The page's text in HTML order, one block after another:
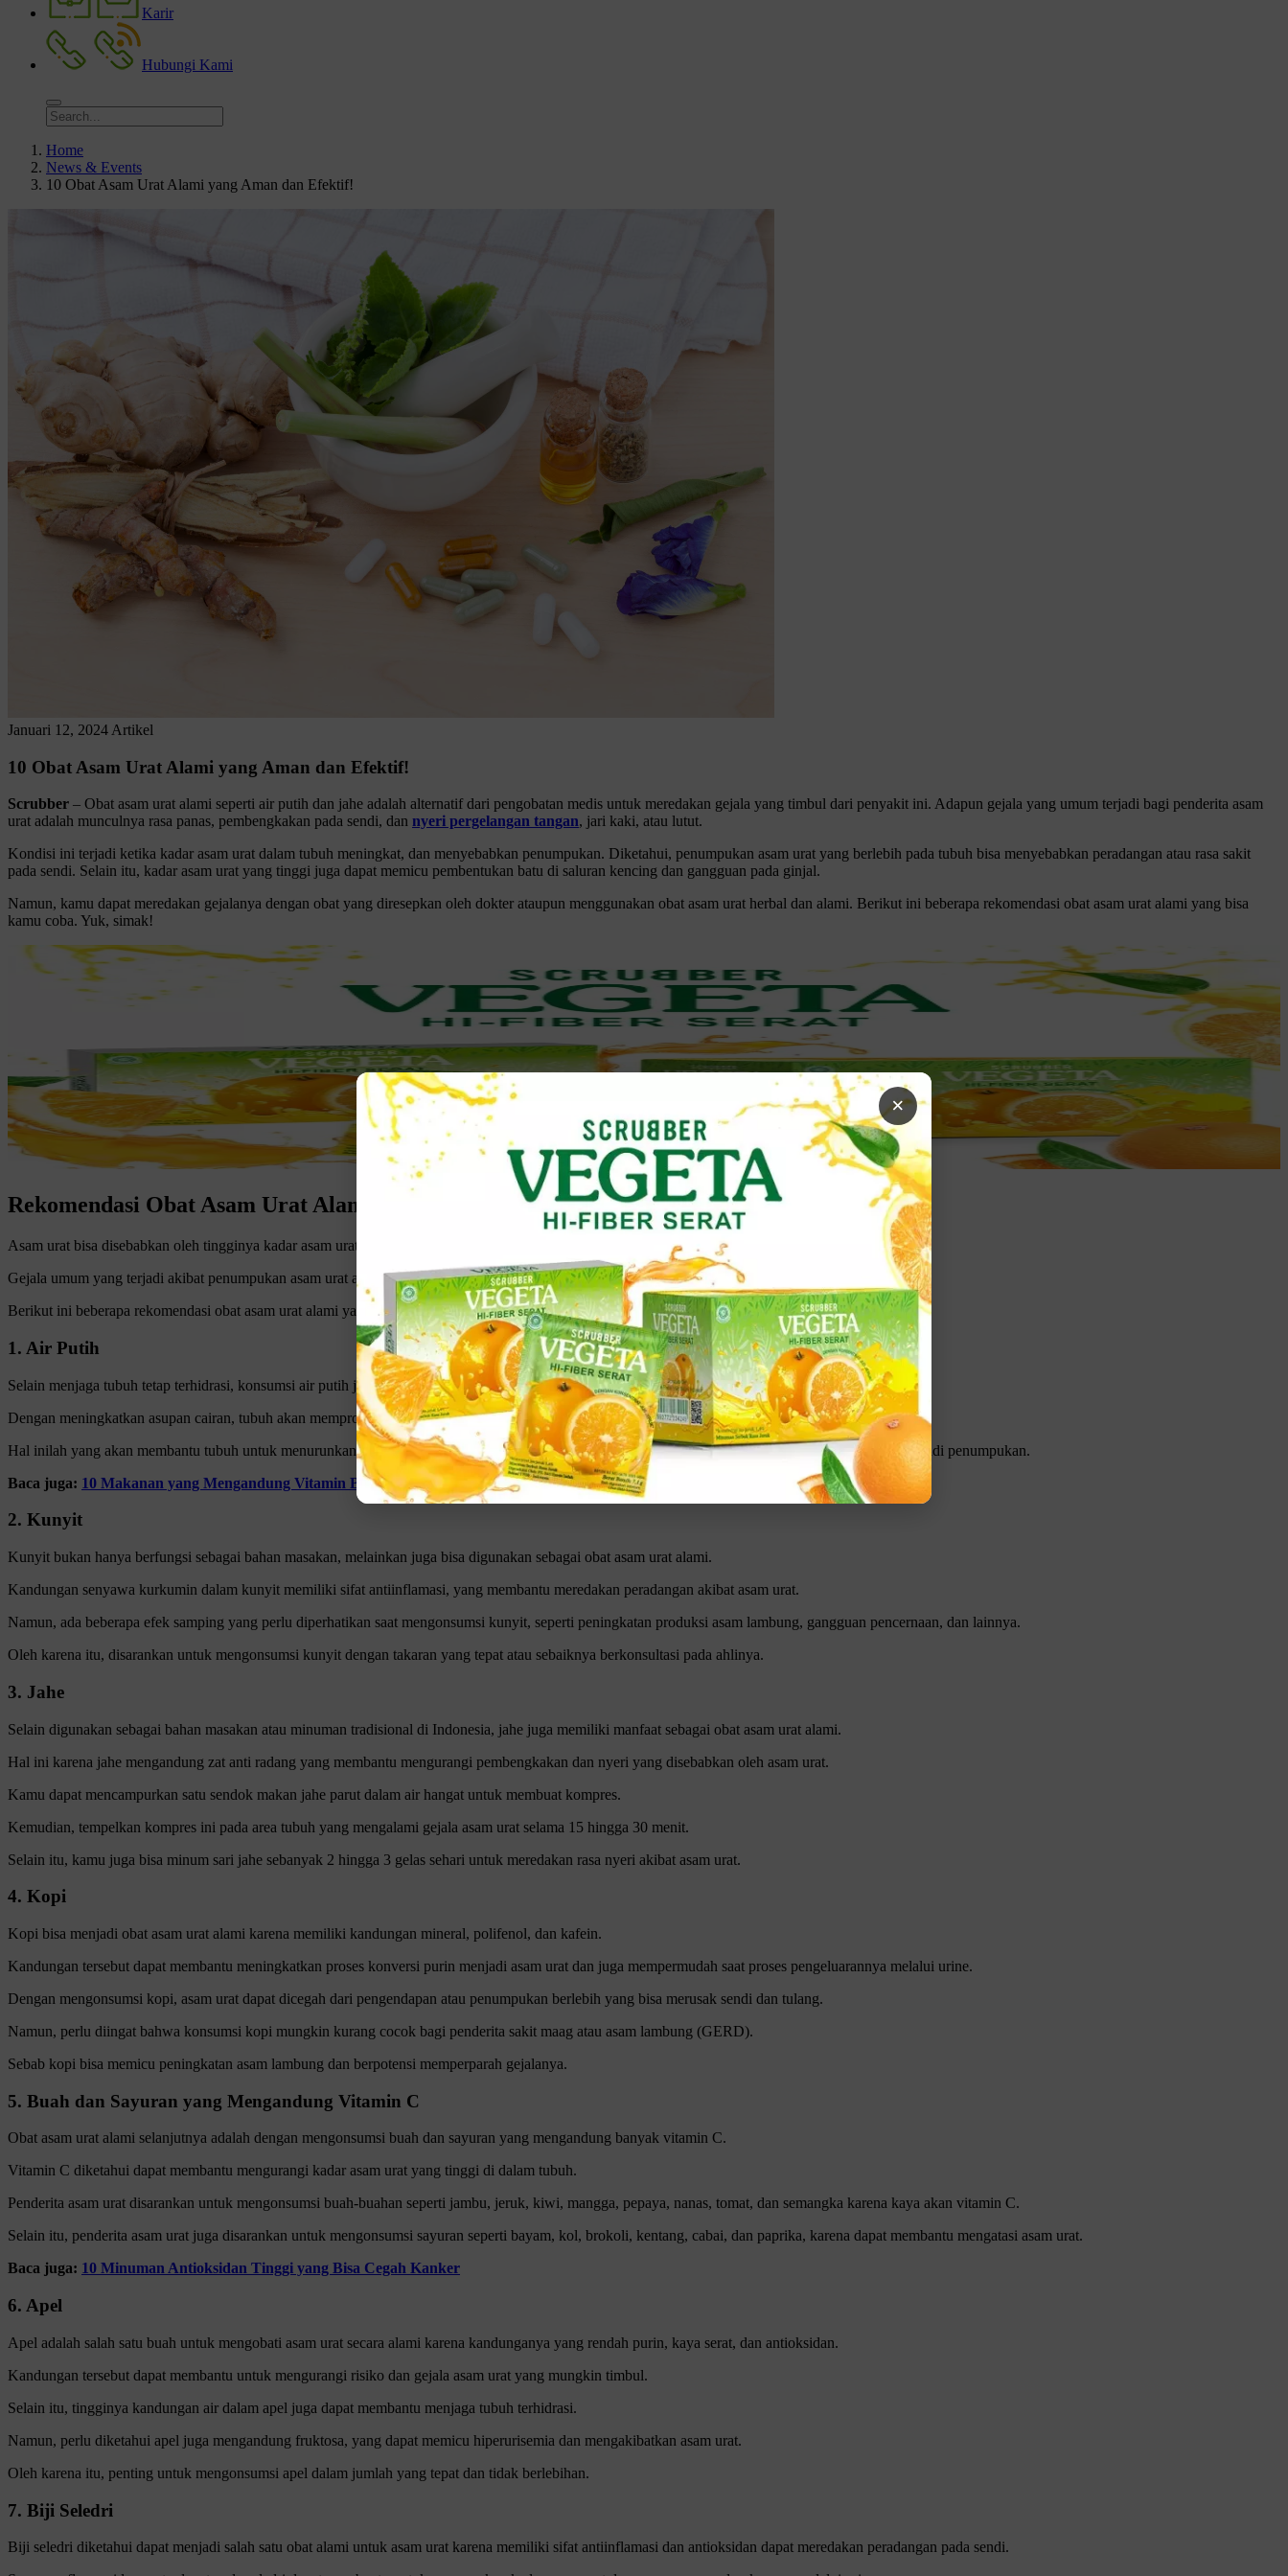
Karir
Hubungi Kami
Home
News & Events
10 Obat Asam Urat Alami yang Aman dan Efektif!
Januari 12, 2024 Artikel
10 Obat Asam Urat Alami yang Aman dan Efektif!
Scrubber – Obat asam urat alami seperti air putih dan jahe adalah alternatif dari pengobatan medis untuk meredakan gejala yang timbul dari penyakit ini. Adapun gejala yang umum terjadi bagi penderita asam
urat adalah munculnya rasa panas, pembengkakan pada sendi, dan nyeri pergelangan tangan, jari kaki, atau lutut.
Kondisi ini terjadi ketika kadar asam urat dalam tubuh meningkat, dan menyebabkan penumpukan. Diketahui, penumpukan asam urat yang berlebih pada tubuh bisa menyebabkan peradangan atau rasa sakit
pada sendi. Selain itu, kadar asam urat yang tinggi juga dapat memicu pembentukan batu di saluran kencing dan gangguan pada ginjal.
Namun, kamu dapat meredakan gejalanya dengan obat yang diresepkan oleh dokter ataupun menggunakan obat asam urat herbal dan alami. Berikut ini beberapa rekomendasi obat asam urat alami yang bisa
kamu coba. Yuk, simak!
×
Rekomendasi Obat Asam Urat Alami
Asam urat bisa disebabkan oleh tingginya kadar asam urat dalam tubuh yang menyebabkan penumpukan kristal.
Gejala umum yang terjadi akibat penumpukan asam urat adalah seperti nyeri dan pembengkakan pada persendian serta masalah ginjal.
Berikut ini beberapa rekomendasi obat asam urat alami yang bisa kamu coba untuk meredakan gejalanya.
1. Air Putih
Selain menjaga tubuh tetap terhidrasi, konsumsi air putih juga dapat membantu mengurangi kelebihan asam urat dalam tubuh.
Dengan meningkatkan asupan cairan, tubuh akan memproduksi urine lebih banyak.
Hal inilah yang akan membantu tubuh untuk menurunkan kadar asam urat berlebih di dalam tubuh, melalui proses pengeluaran urine, sehingga tidak terjadi penumpukan.
Baca juga: 10 Makanan yang Mengandung Vitamin B6 Tinggi, Yuk Catat!
2. Kunyit
Kunyit bukan hanya berfungsi sebagai bahan masakan, melainkan juga bisa digunakan sebagai obat asam urat alami.
Kandungan senyawa kurkumin dalam kunyit memiliki sifat antiinflamasi, yang membantu meredakan peradangan akibat asam urat.
Namun, ada beberapa efek samping yang perlu diperhatikan saat mengonsumsi kunyit, seperti peningkatan produksi asam lambung, gangguan pencernaan, dan lainnya.
Oleh karena itu, disarankan untuk mengonsumsi kunyit dengan takaran yang tepat atau sebaiknya berkonsultasi pada ahlinya.
3. Jahe
Selain digunakan sebagai bahan masakan atau minuman tradisional di Indonesia, jahe juga memiliki manfaat sebagai obat asam urat alami.
Hal ini karena jahe mengandung zat anti radang yang membantu mengurangi pembengkakan dan nyeri yang disebabkan oleh asam urat.
Kamu dapat mencampurkan satu sendok makan jahe parut dalam air hangat untuk membuat kompres.
Kemudian, tempelkan kompres ini pada area tubuh yang mengalami gejala asam urat selama 15 hingga 30 menit.
Selain itu, kamu juga bisa minum sari jahe sebanyak 2 hingga 3 gelas sehari untuk meredakan rasa nyeri akibat asam urat.
4. Kopi
Kopi bisa menjadi obat asam urat alami karena memiliki kandungan mineral, polifenol, dan kafein.
Kandungan tersebut dapat membantu meningkatkan proses konversi purin menjadi asam urat dan juga mempermudah saat proses pengeluarannya melalui urine.
Dengan mengonsumsi kopi, asam urat dapat dicegah dari pengendapan atau penumpukan berlebih yang bisa merusak sendi dan tulang.
Namun, perlu diingat bahwa konsumsi kopi mungkin kurang cocok bagi penderita sakit maag atau asam lambung (GERD).
Sebab kopi bisa memicu peningkatan asam lambung dan berpotensi memperparah gejalanya.
5. Buah dan Sayuran yang Mengandung Vitamin C
Obat asam urat alami selanjutnya adalah dengan mengonsumsi buah dan sayuran yang mengandung banyak vitamin C.
Vitamin C diketahui dapat membantu mengurangi kadar asam urat yang tinggi di dalam tubuh.
Penderita asam urat disarankan untuk mengonsumsi buah-buahan seperti jambu, jeruk, kiwi, mangga, pepaya, nanas, tomat, dan semangka karena kaya akan vitamin C.
Selain itu, penderita asam urat juga disarankan untuk mengonsumsi sayuran seperti bayam, kol, brokoli, kentang, cabai, dan paprika, karena dapat membantu mengatasi asam urat.
Baca juga: 10 Minuman Antioksidan Tinggi yang Bisa Cegah Kanker
6. Apel
Apel adalah salah satu buah untuk mengobati asam urat secara alami karena kandunganya yang rendah purin, kaya serat, dan antioksidan.
Kandungan tersebut dapat membantu untuk mengurangi risiko dan gejala asam urat yang mungkin timbul.
Selain itu, tingginya kandungan air dalam apel juga dapat membantu menjaga tubuh terhidrasi.
Namun, perlu diketahui apel juga mengandung fruktosa, yang dapat memicu hiperurisemia dan mengakibatkan asam urat.
Oleh karena itu, penting untuk mengonsumsi apel dalam jumlah yang tepat dan tidak berlebihan.
7. Biji Seledri
Biji seledri diketahui dapat menjadi salah satu obat alami untuk asam urat karena memiliki sifat antiinflamasi dan antioksidan dapat meredakan peradangan pada sendi.